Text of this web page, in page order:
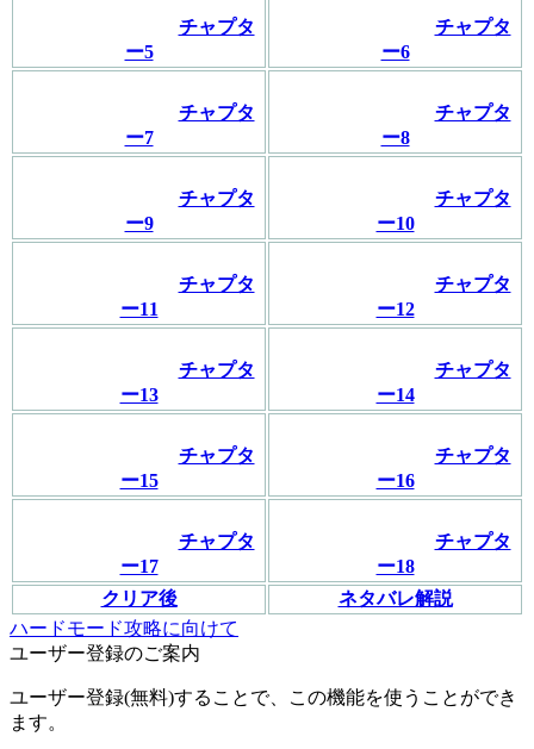
チャプタ
ー5
チャプタ
ー6
チャプタ
ー7
チャプタ
ー8
チャプタ
ー9
チャプタ
ー10
チャプタ
ー11
チャプタ
ー12
チャプタ
ー13
チャプタ
ー14
チャプタ
ー15
チャプタ
ー16
チャプタ
ー17
チャプタ
ー18
クリア後
ネタバレ解説
ハードモード攻略に向けて
ユーザー登録のご案内
ユーザー登録(無料)することで、この機能を使うことができ
ます。